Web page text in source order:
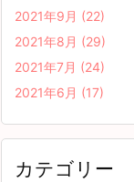
2021年9月 (22)
2021年8月 (29)
2021年7月 (24)
2021年6月 (17)
カテゴリー